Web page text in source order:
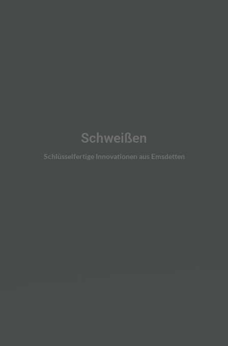
Schweißen
Schlüsselfertige Innovationen aus Emsdetten
LÖSUNGEN ANSEHEN